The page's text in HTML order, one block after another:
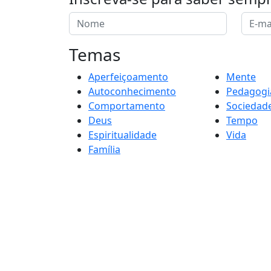
Temas
Aperfeiçoamento
Autoconhecimento
Comportamento
Deus
Espiritualidade
Família
Mente
Tempo
Vida